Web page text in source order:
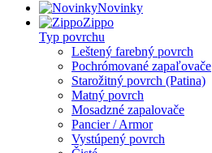
Novinky
Zippo
Typ povrchu
Leštený farebný povrch
Pochrómované zapaľovače
Starožitný povrch (Patina)
Matný povrch
Mosadzné zapalovače
Pancier / Armor
Vystúpený povrch